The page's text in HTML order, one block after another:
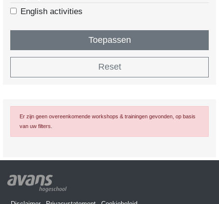
English activities
Toepassen
Reset
Er zijn geen overeenkomende workshops & trainingen gevonden, op basis
van uw filters.